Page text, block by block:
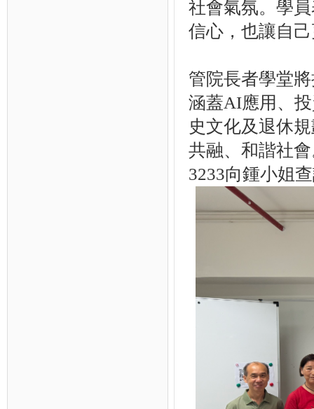
社會氣氛。學
信心，也讓自
管院長者學堂
涵蓋AI應用、
史文化及退休
共融、和諧社
3233向鍾小姐